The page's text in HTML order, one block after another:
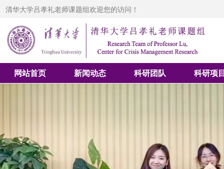
清华大学吕孝礼老师课题组欢迎您的访问！
网站首页 新闻动态 科研团队 科研项